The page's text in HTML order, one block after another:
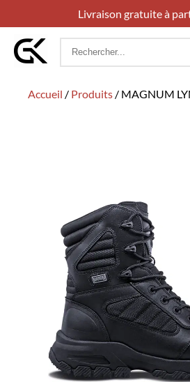
Livraison gratuite à
Rechercher
Accueil / Produits / MAGNUM